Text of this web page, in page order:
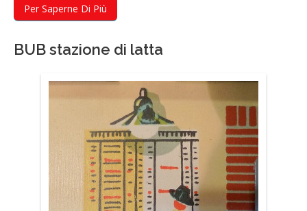
Per Saperne Di Più
BUB stazione di latta